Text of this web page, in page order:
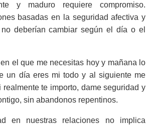
y maduro requiere compromiso.
basadas en la seguridad afectiva y
deberían cambiar según el día o el
el que me necesitas hoy y mañana lo
un día eres mi todo y al siguiente me
te importo, dame seguridad y
sin abandonos repentinos.
en nuestras relaciones no implica